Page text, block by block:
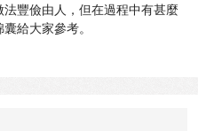
豐儉由人，但在過程中有甚麼
給大家參考。